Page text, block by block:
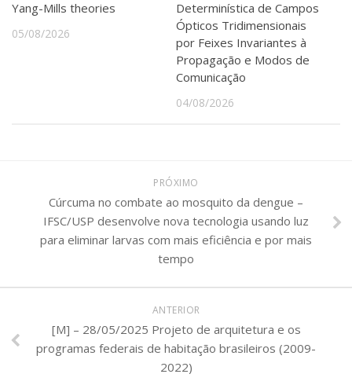
Yang-Mills theories
05/08/2026
Determinística de Campos
Ópticos Tridimensionais
por Feixes Invariantes à
Propagação e Modos de
Comunicação
04/08/2026
PRÓXIMO
Cúrcuma no combate ao mosquito da dengue –
IFSC/USP desenvolve nova tecnologia usando luz
para eliminar larvas com mais eficiência e por mais
tempo
ANTERIOR
[M] – 28/05/2025 Projeto de arquitetura e os
programas federais de habitação brasileiros (2009-
2022)